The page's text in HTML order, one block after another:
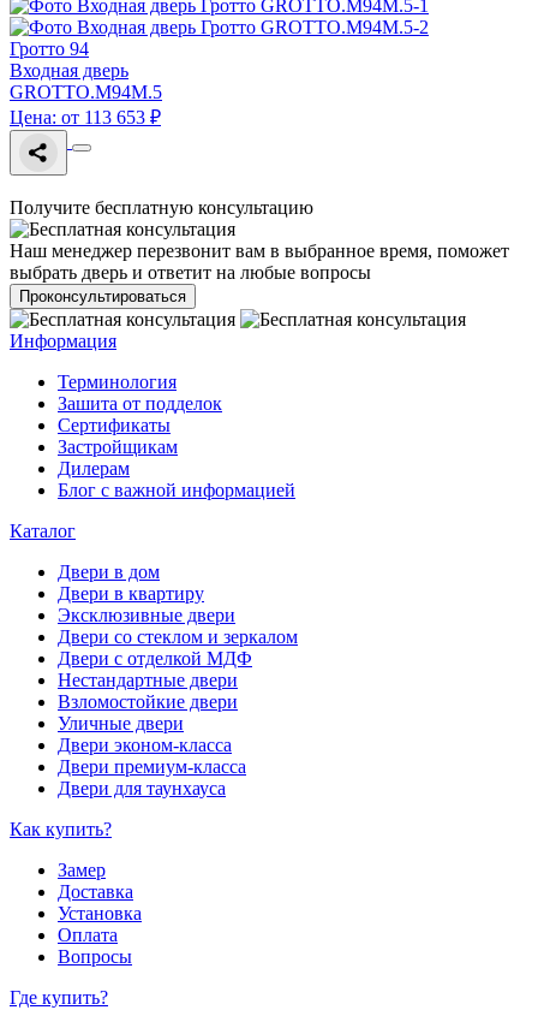
Гротто 94
Входная дверь
GROTTO.M94M.5
Цена: от 113 653 ₽
Получите бесплатную консультацию
Наш менеджер перезвонит вам в выбранное время, поможет
выбрать дверь и ответит на любые вопросы
Проконсультироваться
Информация
Терминология
Зашита от подделок
Сертификаты
Застройщикам
Дилерам
Блог с важной информацией
Каталог
Двери в дом
Двери в квартиру
Эксклюзивные двери
Двери со стеклом и зеркалом
Двери с отделкой МДФ
Нестандартные двери
Взломостойкие двери
Уличные двери
Двери эконом-класса
Двери премиум-класса
Двери для таунхауса
Как купить?
Замер
Доставка
Установка
Оплата
Вопросы
Где купить?